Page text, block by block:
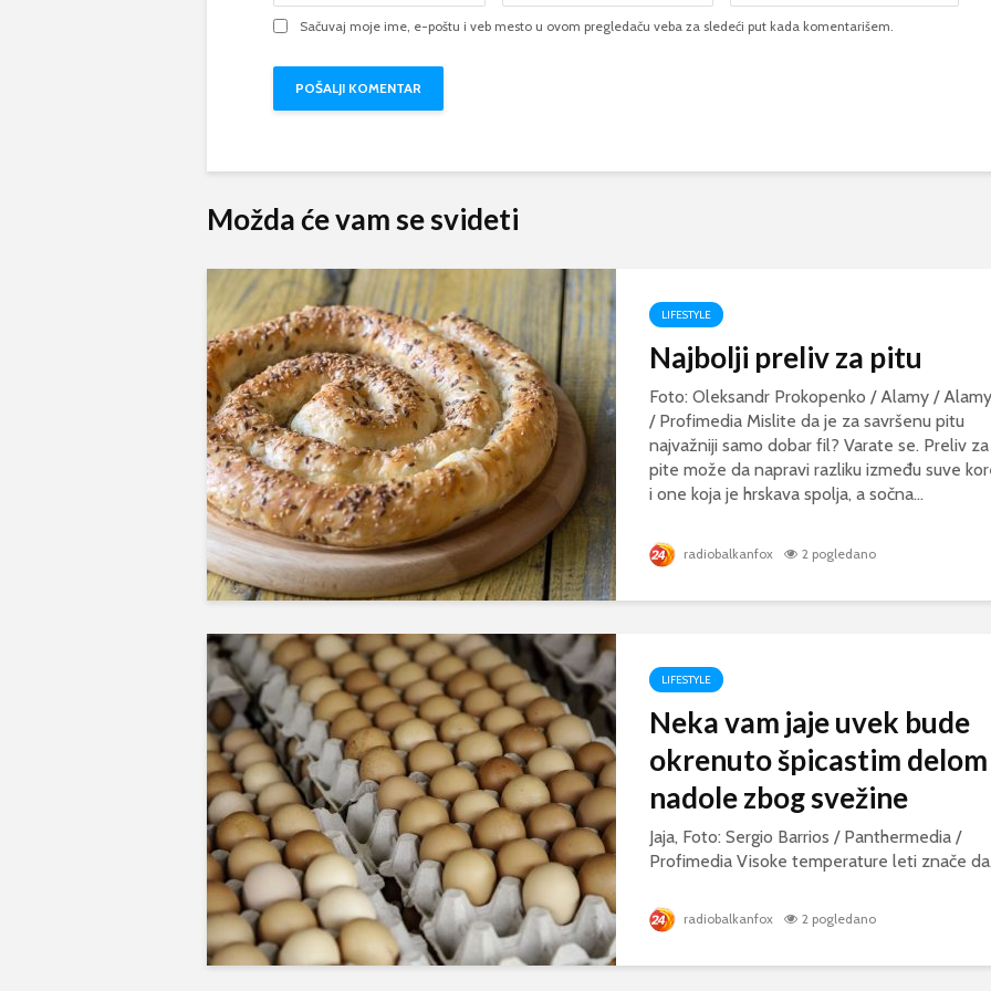
Sačuvaj moje ime, e-poštu i veb mesto u ovom pregledaču veba za sledeći put kada komentarišem.
Možda će vam se svideti
LIFESTYLE
Najbolji preliv za pitu
Foto: Oleksandr Prokopenko / Alamy / Alamy
/ Profimedia Mislite da je za savršenu pitu
najvažniji samo dobar fil? Varate se. Preliv za
pite može da napravi razliku između suve
i one koja je hrskava spolja, a sočna...
radiobalkanfox 2 pogledano
LIFESTYLE
Neka vam jaje uvek bude
okrenuto špicastim delom
nadole zbog svežine
Jaja, Foto: Sergio Barrios / Panthermedia /
Profimedia Visoke temperature leti znače
radiobalkanfox 2 pogledano